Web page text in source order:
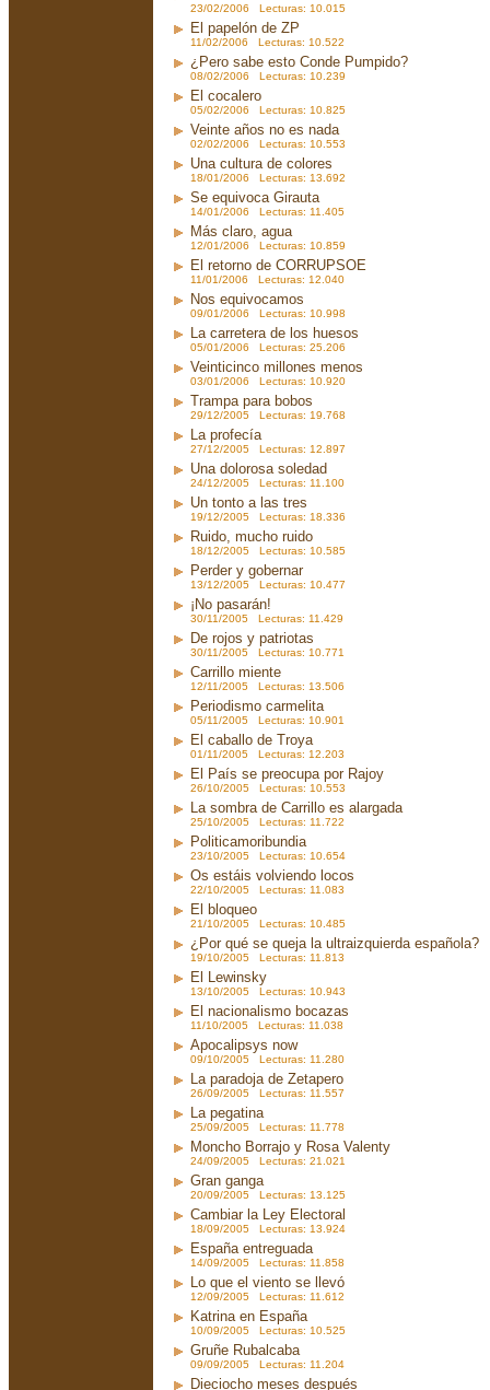
23/02/2006 Lecturas: 10.015
El papelón de ZP
11/02/2006 Lecturas: 10.522
¿Pero sabe esto Conde Pumpido?
08/02/2006 Lecturas: 10.239
El cocalero
05/02/2006 Lecturas: 10.825
Veinte años no es nada
02/02/2006 Lecturas: 10.553
Una cultura de colores
18/01/2006 Lecturas: 13.692
Se equivoca Girauta
14/01/2006 Lecturas: 11.405
Más claro, agua
12/01/2006 Lecturas: 10.859
El retorno de CORRUPSOE
11/01/2006 Lecturas: 12.040
Nos equivocamos
09/01/2006 Lecturas: 10.998
La carretera de los huesos
05/01/2006 Lecturas: 25.206
Veinticinco millones menos
03/01/2006 Lecturas: 10.920
Trampa para bobos
29/12/2005 Lecturas: 19.768
La profecía
27/12/2005 Lecturas: 12.897
Una dolorosa soledad
24/12/2005 Lecturas: 11.100
Un tonto a las tres
19/12/2005 Lecturas: 18.336
Ruido, mucho ruido
18/12/2005 Lecturas: 10.585
Perder y gobernar
13/12/2005 Lecturas: 10.477
¡No pasarán!
30/11/2005 Lecturas: 11.429
De rojos y patriotas
30/11/2005 Lecturas: 10.771
Carrillo miente
12/11/2005 Lecturas: 13.506
Periodismo carmelita
05/11/2005 Lecturas: 10.901
El caballo de Troya
01/11/2005 Lecturas: 12.203
El País se preocupa por Rajoy
26/10/2005 Lecturas: 10.553
La sombra de Carrillo es alargada
25/10/2005 Lecturas: 11.722
Politicamoribundia
23/10/2005 Lecturas: 10.654
Os estáis volviendo locos
22/10/2005 Lecturas: 11.083
El bloqueo
21/10/2005 Lecturas: 10.485
¿Por qué se queja la ultraizquierda española?
19/10/2005 Lecturas: 11.813
El Lewinsky
13/10/2005 Lecturas: 10.943
El nacionalismo bocazas
11/10/2005 Lecturas: 11.038
Apocalipsys now
09/10/2005 Lecturas: 11.280
La paradoja de Zetapero
26/09/2005 Lecturas: 11.557
La pegatina
25/09/2005 Lecturas: 11.778
Moncho Borrajo y Rosa Valenty
24/09/2005 Lecturas: 21.021
Gran ganga
20/09/2005 Lecturas: 13.125
Cambiar la Ley Electoral
18/09/2005 Lecturas: 13.924
España entreguada
14/09/2005 Lecturas: 11.858
Lo que el viento se llevó
12/09/2005 Lecturas: 11.612
Katrina en España
10/09/2005 Lecturas: 10.525
Gruñe Rubalcaba
09/09/2005 Lecturas: 11.204
Dieciocho meses después